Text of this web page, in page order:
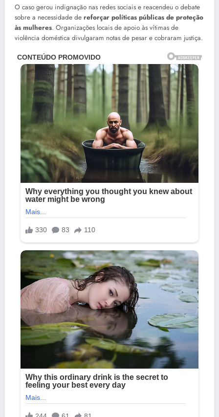
O caso gerou indignação nas redes sociais e reacendeu o debate
sobre a necessidade de reforçar políticas públicas de proteção
às mulheres. Organizações locais de apoio às vítimas de
violência doméstica divulgaram notas de pesar e cobraram justiça.